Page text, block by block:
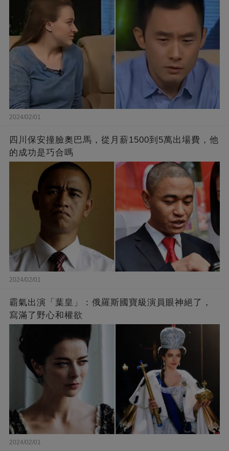
2024/02/01
四川保安撞臉奧巴馬，從月薪1500到5萬出場費，他
的成功是巧合嗎
2024/02/01
霸氣出演「葉皇」：俄羅斯國寶級演員眼神絕了，
寫滿了野心和權欲
2024/02/01